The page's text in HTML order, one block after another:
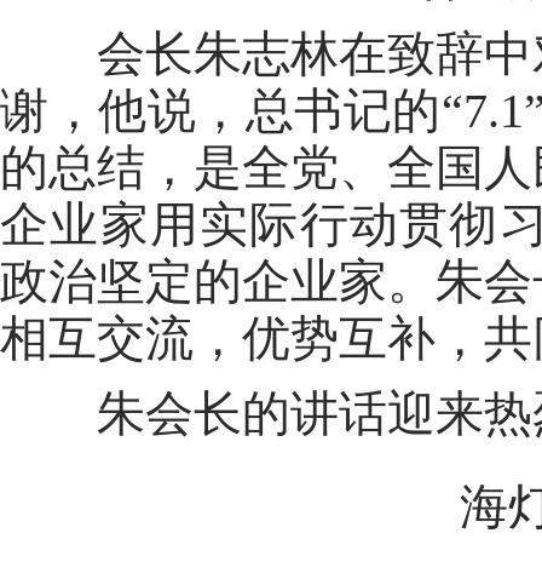
会长朱志林在致辞中
谢，他说，总书记的
的总结，是全党、全国
企业家用实际行动贯彻
政治坚定的企业家。朱
相互交流，优势互补，
朱会长的讲话迎来热
海灯